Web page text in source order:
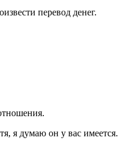
перевод денег.
я думаю он у вас имеется.